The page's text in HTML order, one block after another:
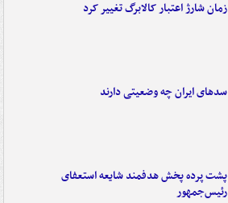
زمان شارژ اعتبار کالابرگ تغییر کرد
سدهای ایران چه وضعیتی دارند
پشت پرده پخش هدفمند شایعه استعفای
رئیس‌جمهور